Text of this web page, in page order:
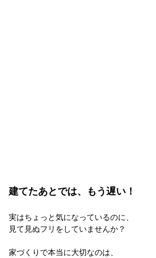
建てたあとでは、もう遅い！
実はちょっと気になっているのに、
見て見ぬフリをしていませんか？
家づくりで本当に大切なのは、